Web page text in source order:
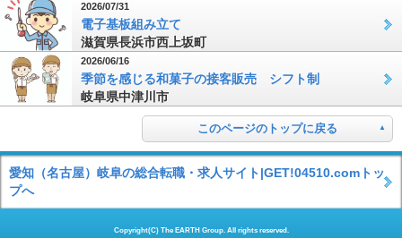
2026/07/31
電子基板組み立て
滋賀県長浜市西上坂町
2026/06/16
季節を感じる和菓子の接客販売 シフト制
岐阜県中津川市
このページのトップに戻る
愛知（名古屋）岐阜の総合転職・求人サイト|GET!04510.comトッ
プへ
Copyright(C) The EARTH Group. All rights reserved.